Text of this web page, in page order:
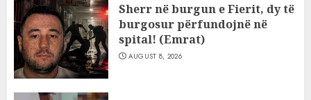
Sherr në burgun e Fierit, dy të
burgosur përfundojnë në
spital! (Emrat)
AUGUST 8, 2026